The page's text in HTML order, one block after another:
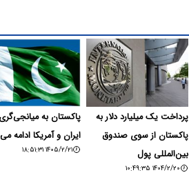
پرداخت یک میلیارد دلار به
پاکستان از سوی صندوق
بین‌المللی پول
۱۴۰۴/۲/۲۰ ۱۰:۴۹:۳۵
پاکستان به
ایران و آمریکا ادامه
۱۴۰۵/۲/۲۱ ۱۸:۵۱:۳۱